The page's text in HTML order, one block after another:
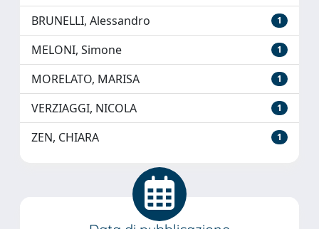
BRUNELLI, Alessandro 1
MELONI, Simone 1
MORELATO, MARISA 1
VERZIAGGI, NICOLA 1
ZEN, CHIARA 1